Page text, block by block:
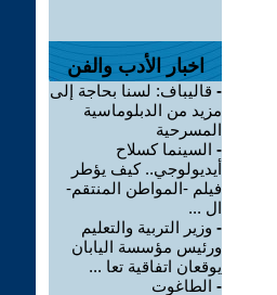
اخبار الأدب والفن
- قاليباف: لسنا بحاجة إلى
مزيد من الدبلوماسية
المسرحية
- السينما كسلاح
أيديولوجي.. كيف يؤطر
فيلم -المواطن المنتقم-
ال ...
- وزير التربية والتعليم
ورئيس مؤسسة اليابان
يوقعان اتفاقية تعا ...
- الطاغوت